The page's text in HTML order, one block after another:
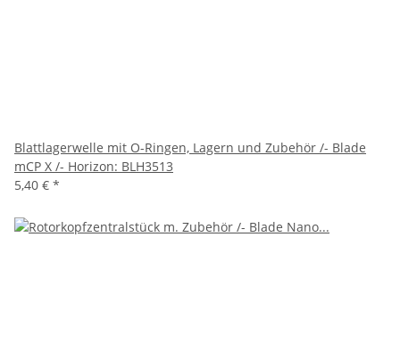
Blattlagerwelle mit O-Ringen, Lagern und Zubehör /- Blade
mCP X /- Horizon: BLH3513
5,40 € *